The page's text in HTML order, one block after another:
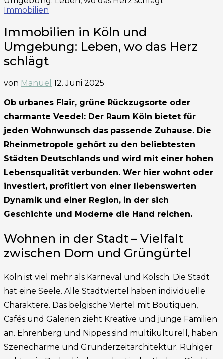
Immobilien
Immobilien in Köln und
Umgebung: Leben, wo das Herz
schlägt
von Manuel 12. Juni 2025
Ob urbanes Flair, grüne Rückzugsorte oder
charmante Veedel: Der Raum Köln bietet für
jeden Wohnwunsch das passende Zuhause. Die
Rheinmetropole gehört zu den beliebtesten
Städten Deutschlands und wird mit einer hohen
Lebensqualität verbunden. Wer hier wohnt oder
investiert, profitiert von einer liebenswerten
Dynamik und einer Region, in der sich
Geschichte und Moderne die Hand reichen.
Wohnen in der Stadt – Vielfalt
zwischen Dom und Grüngürtel
Köln ist viel mehr als Karneval und Kölsch. Die Stadt
hat eine Seele. Alle Stadtviertel haben individuelle
Charaktere. Das belgische Viertel mit Boutiquen,
Cafés und Galerien zieht Kreative und junge Familien
an. Ehrenberg und Nippes sind multikulturell, haben
Szenecharme und Gründerzeitarchitektur. Ruhiger